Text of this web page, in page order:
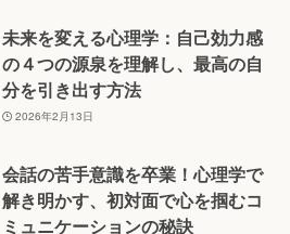
未来を変える心理学：自己効力感
の４つの源泉を理解し、最高の自
分を引き出す方法
2026年2月13日
会話の苦手意識を卒業！心理学で
解き明かす、初対面で心を掴むコ
ミュニケーションの秘訣